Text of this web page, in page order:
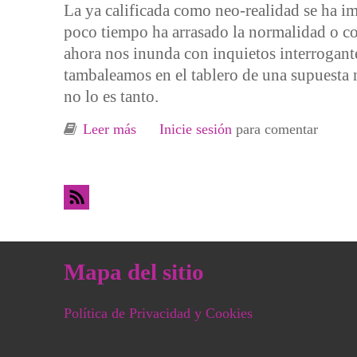
La ya calificada como neo-realidad se ha
poco tiempo ha arrasado la normalidad o
ahora nos inunda con inquietos
tambaleamos en el tablero de una
no lo es tanto.
Leer más sobre Que la realidad no asfixie la
Inicie sesiónpara comentar
Mapa del sitio
Política de Privacidad y Cookies